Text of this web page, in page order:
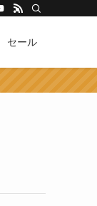
セール